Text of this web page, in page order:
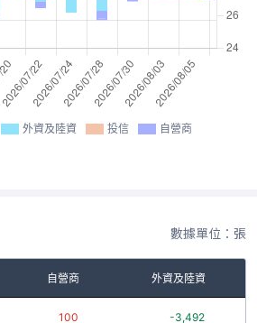
外資及陸資 投信 自營商
數據單位：張
自營商 外資及陸資
100 -3,492